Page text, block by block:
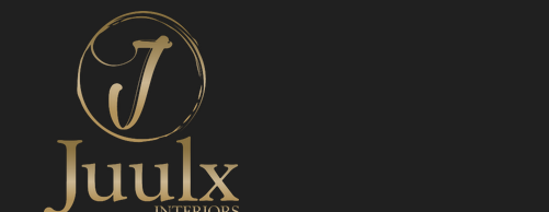
hoofdinhoud